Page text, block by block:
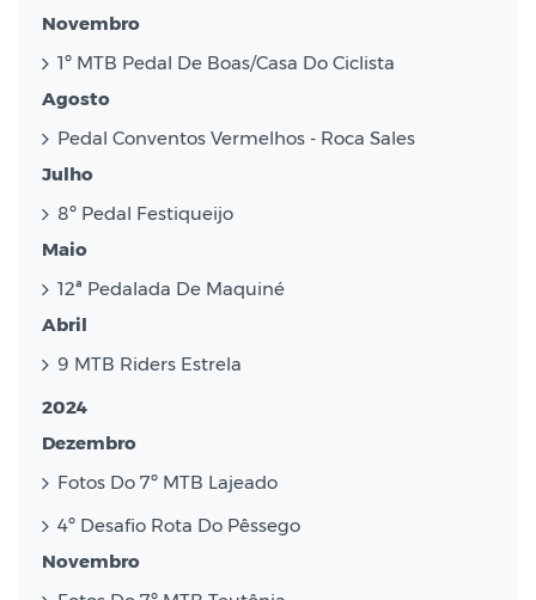
Novembro
1º MTB Pedal De Boas/Casa Do Ciclista
Agosto
Pedal Conventos Vermelhos - Roca Sales
Julho
8º Pedal Festiqueijo
Maio
12ª Pedalada De Maquiné
Abril
9 MTB Riders Estrela
2024
Dezembro
Fotos Do 7º MTB Lajeado
4º Desafio Rota Do Pêssego
Novembro